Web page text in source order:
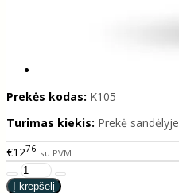
Prekės kodas: K105
Turimas kiekis: Prekė sandėlyje
€1276 su PVM